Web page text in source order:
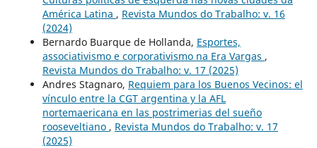
América Latina , Revista Mundos do Trabalho: v. 16
(2024)
Bernardo Buarque de Hollanda, Esportes,
associativismo e corporativismo na Era Vargas ,
Revista Mundos do Trabalho: v. 17 (2025)
Andres Stagnaro, Requiem para los Buenos Vecinos: el
vínculo entre la CGT argentina y la AFL
nortemaericana en las postrimerias del sueño
rooseveltiano , Revista Mundos do Trabalho: v. 17
(2025)